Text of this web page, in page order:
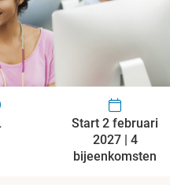
Start 2 februari
2027 | 4
bijeenkomsten